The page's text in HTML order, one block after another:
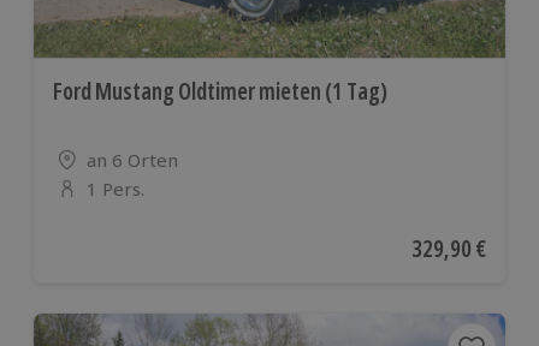
Ford Mustang Oldtimer mieten (1 Tag)
Standort
an 6 Orten
Anzahl der Teilnehmer
1 Pers.
Aktueller Preis
329,90 €